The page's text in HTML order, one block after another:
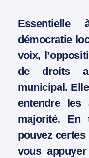
démocratie
voix,
de droits
municipal.
entendre les
majorité. En
pouvez
vous